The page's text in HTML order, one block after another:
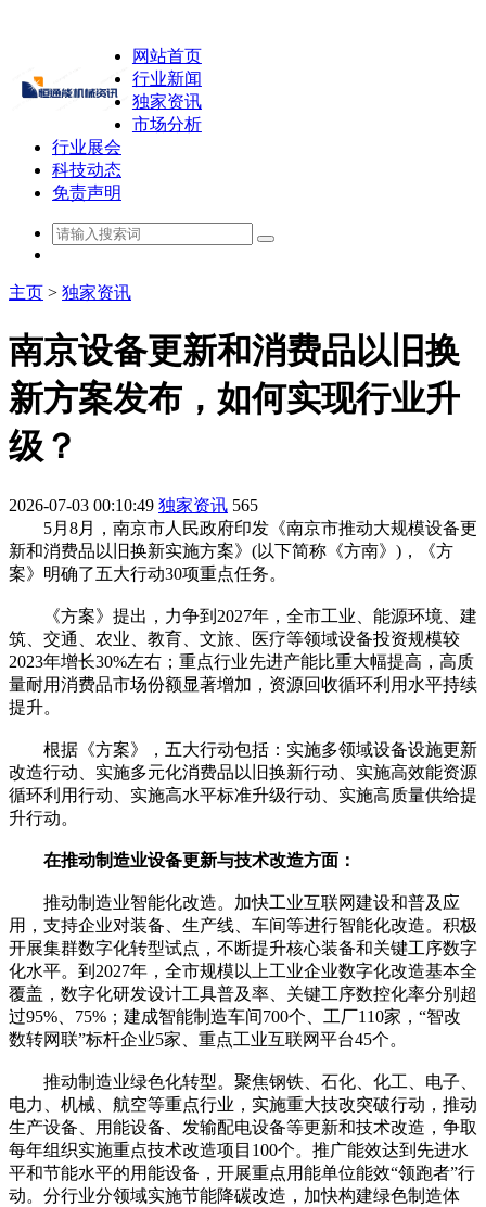
网站首页
行业新闻
独家资讯
市场分析
行业展会
科技动态
免责声明
主页 > 独家资讯
南京设备更新和消费品以旧换
新方案发布，如何实现行业升
级？
2026-07-03 00:10:49 独家资讯 565
5月8月，南京市人民政府印发《南京市推动大规模设备更
新和消费品以旧换新实施方案》(以下简称《方南》)，《方
案》明确了五大行动30项重点任务。
《方案》提出，力争到2027年，全市工业、能源环境、建
筑、交通、农业、教育、文旅、医疗等领域设备投资规模较
2023年增长30%左右；重点行业先进产能比重大幅提高，高质
量耐用消费品市场份额显著增加，资源回收循环利用水平持续
提升。
根据《方案》，五大行动包括：实施多领域设备设施更新
改造行动、实施多元化消费品以旧换新行动、实施高效能资源
循环利用行动、实施高水平标准升级行动、实施高质量供给提
升行动。
在推动制造业设备更新与技术改造方面：
推动制造业智能化改造。加快工业互联网建设和普及应
用，支持企业对装备、生产线、车间等进行智能化改造。积极
开展集群数字化转型试点，不断提升核心装备和关键工序数字
化水平。到2027年，全市规模以上工业企业数字化改造基本全
覆盖，数字化研发设计工具普及率、关键工序数控化率分别超
过95%、75%；建成智能制造车间700个、工厂110家，“智改
数转网联”标杆企业5家、重点工业互联网平台45个。
推动制造业绿色化转型。聚焦钢铁、石化、化工、电子、
电力、机械、航空等重点行业，实施重大技改突破行动，推动
生产设备、用能设备、发输配电设备等更新和技术改造，争取
每年组织实施重点技术改造项目100个。推广能效达到先进水
平和节能水平的用能设备，开展重点用能单位能效“领跑者”行
动。分行业分领域实施节能降碳改造，加快构建绿色制造体